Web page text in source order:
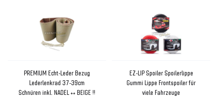
PREMIUM Echt-Leder Bezug
Lederlenkrad 37-39cm
Schnüren inkl. NADEL ++ BEIGE !!
EZ-LIP Spoiler Spoilerlippe
Gummi Lippe Frontspoiler für
viele Fahrzeuge